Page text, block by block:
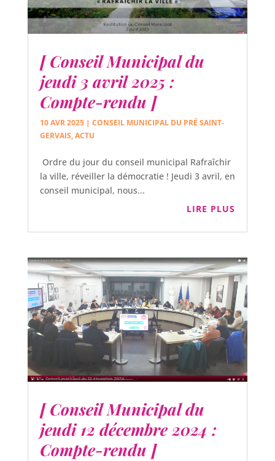
[ Conseil Municipal du
jeudi 3 avril 2025 :
Compte-rendu ]
10 AVR 2025| CONSEIL MUNICIPAL DU PRÉ SAINT-
GERVAIS,ACTU
Ordre du jour du conseil municipal Rafraîchir
la ville, réveiller la démocratie ! Jeudi 3 avril, en
conseil municipal, nous...
LIRE PLUS
[ Conseil Municipal du
jeudi 12 décembre 2024 :
Compte-rendu ]